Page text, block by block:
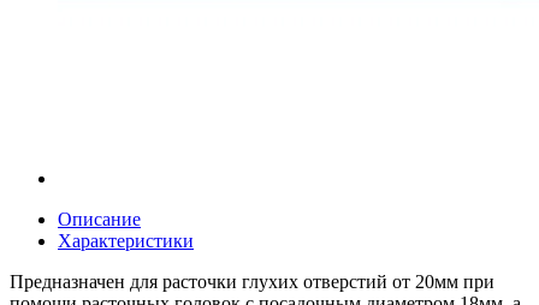
Описание
Характеристики
Предназначен для расточки глухих отверстий от 20мм при